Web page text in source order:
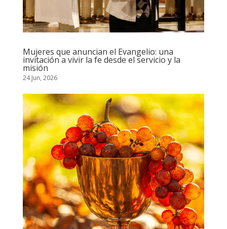
Mujeres que anuncian el Evangelio: una
invitación a vivir la fe desde el servicio y la
misión
24 Jun, 2026